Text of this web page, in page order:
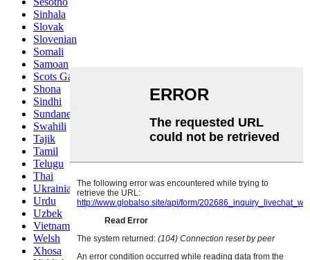
Sinhala
Slovak
Slovenian
Somali
Samoan
Scots Gaelic
Shona
Sindhi
Sundanese
Swahili
Tajik
Tamil
Telugu
Thai
Ukrainian
Urdu
Uzbek
Vietnamese
Welsh
Xhosa